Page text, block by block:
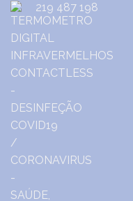
219 487 198